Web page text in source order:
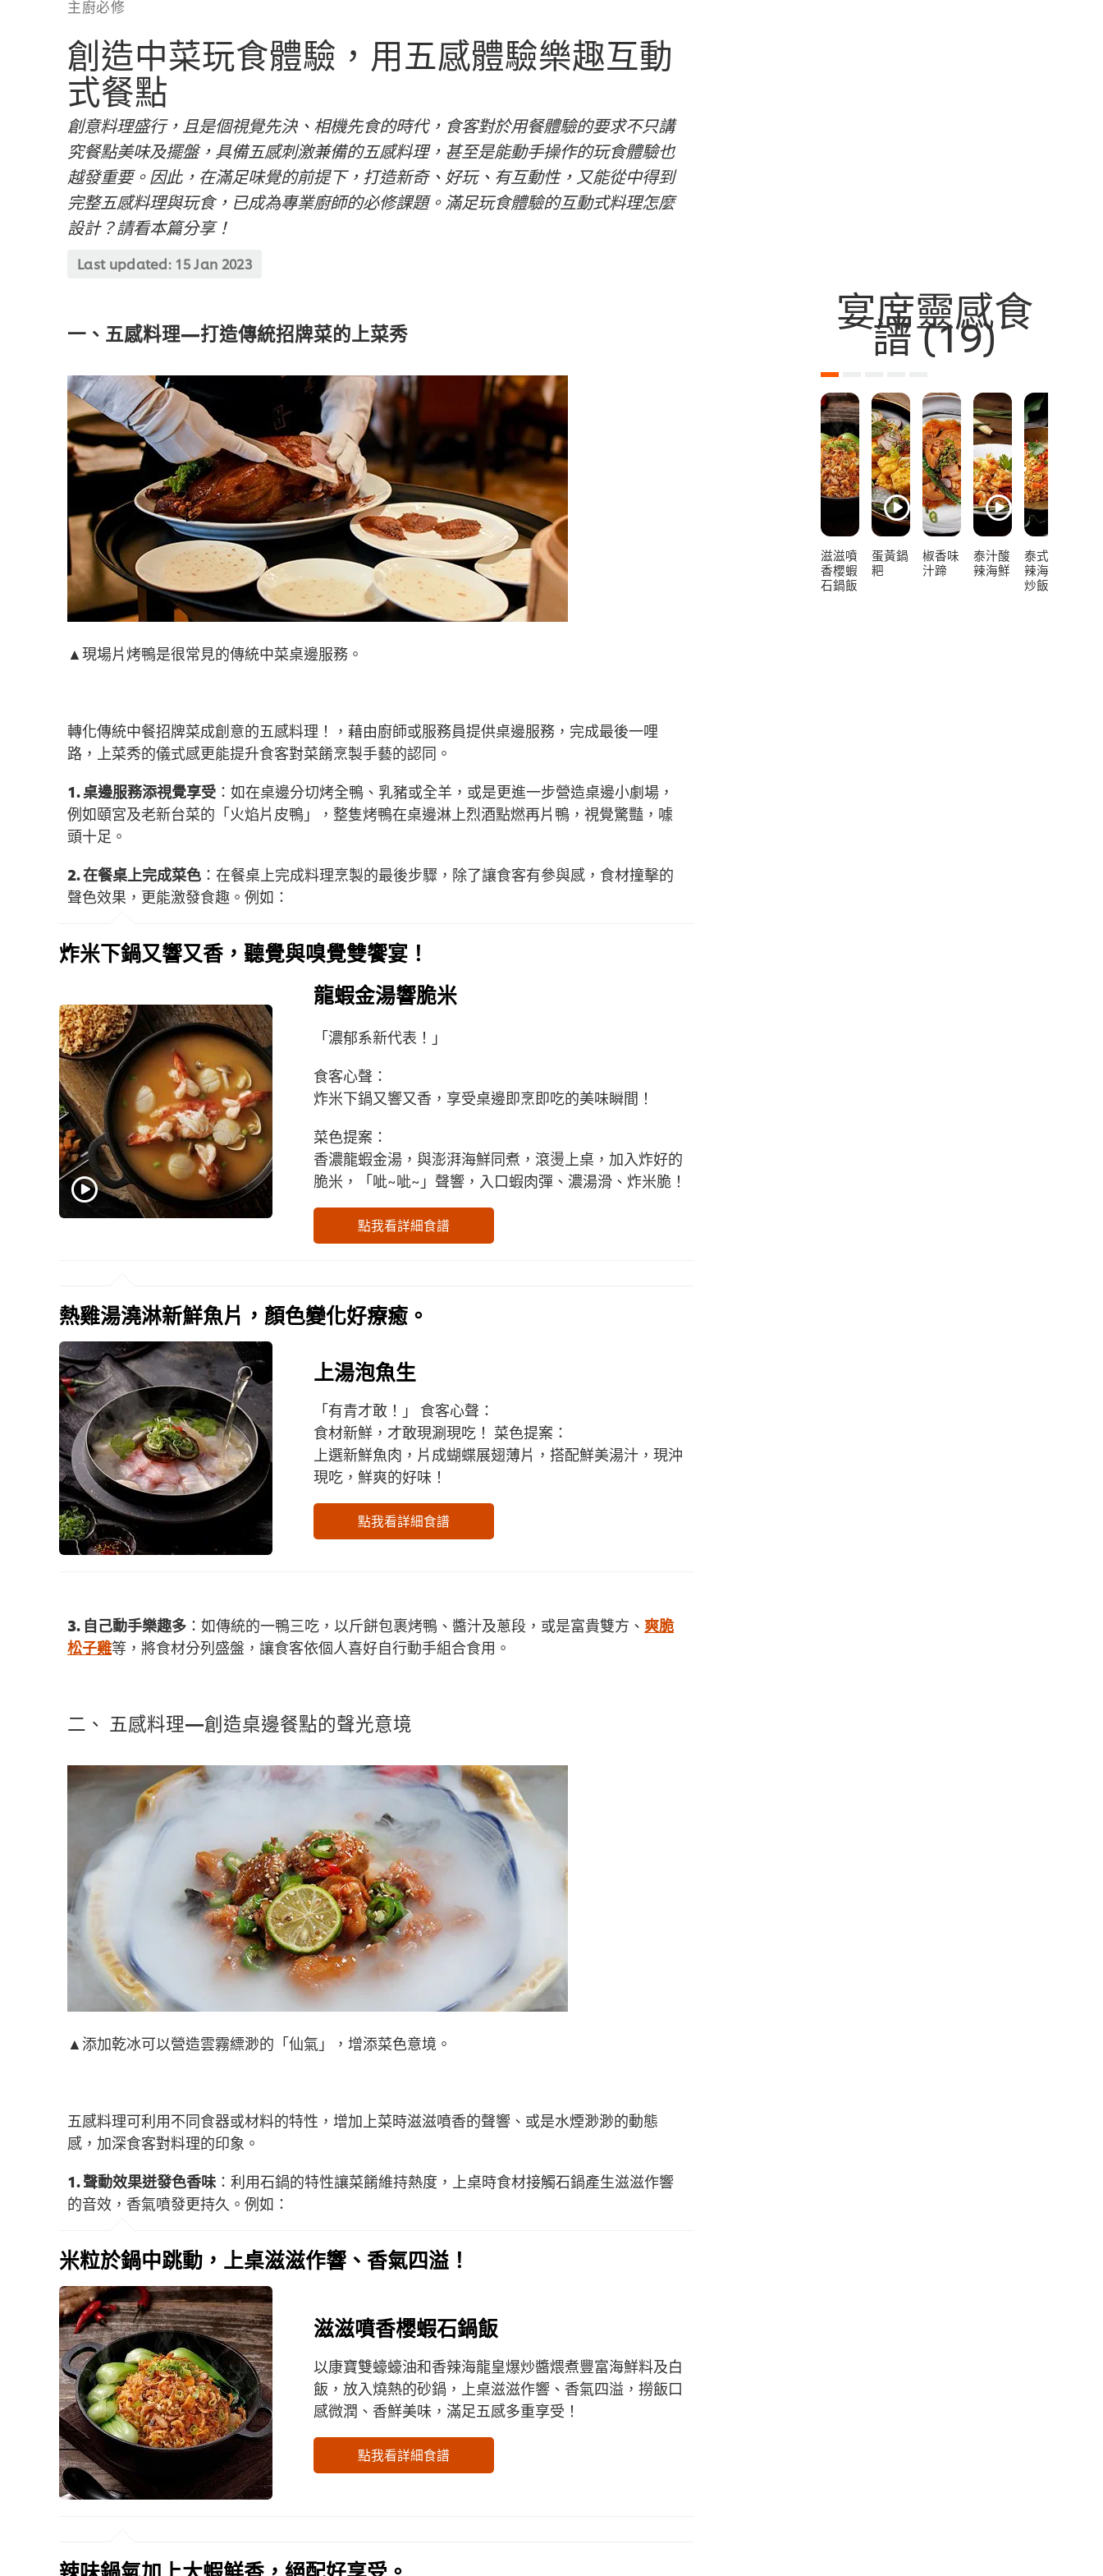
主廚必修
創造中菜玩食體驗，用五感體驗樂趣互動
式餐點
創意料理盛行，且是個視覺先決、相機先食的時代，食客對於用餐體驗的要求不只講
究餐點美味及擺盤，具備五感刺激兼備的五感料理，甚至是能動手操作的玩食體驗也
越發重要。因此，在滿足味覺的前提下，打造新奇、好玩、有互動性，又能從中得到
完整五感料理與玩食，已成為專業廚師的必修課題。滿足玩食體驗的互動式料理怎麼
設計？請看本篇分享！
Last updated: 15 Jan 2023
一、五感料理—打造傳統招牌菜的上菜秀
▲現場片烤鴨是很常見的傳統中菜桌邊服務。
轉化傳統中餐招牌菜成創意的五感料理！，藉由廚師或服務員提供桌邊服務，完成最後一哩
路，上菜秀的儀式感更能提升食客對菜餚烹製手藝的認同。
1. 桌邊服務添視覺享受 ：如在桌邊分切烤全鴨、乳豬或全羊，或是更進一步營造桌邊小劇場，
例如頤宮及老新台菜的「火焰片皮鴨」，整隻烤鴨在桌邊淋上烈酒點燃再片鴨，視覺驚豔，噱
頭十足。
2. 在餐桌上完成菜色 ：在餐桌上完成料理烹製的最後步驟，除了讓食客有參與感，食材撞擊的
聲色效果，更能激發食趣。例如：
炸米下鍋又響又香，聽覺與嗅覺雙饗宴！
龍蝦金湯響脆米
「濃郁系新代表！」
食客心聲：
炸米下鍋又響又香，享受桌邊即烹即吃的美味瞬間！
菜色提案：
香濃龍蝦金湯，與澎湃海鮮同煮，滾燙上桌，加入炸好的
脆米，「呲~呲~」聲響，入口蝦肉彈、濃湯滑、炸米脆！
點我看詳細食譜
熱雞湯澆淋新鮮魚片，顏色變化好療癒。
上湯泡魚生
「有青才敢！」 食客心聲：
食材新鮮，才敢現涮現吃！ 菜色提案：
上選新鮮魚肉，片成蝴蝶展翅薄片，搭配鮮美湯汁，現沖
現吃，鮮爽的好味！
點我看詳細食譜
3. 自己動手樂趣多 ：如傳統的一鴨三吃，以斤餅包裹烤鴨、醬汁及蔥段，或是富貴雙方、 爽脆
松子雞等，將食材分列盛盤，讓食客依個人喜好自行動手組合食用。
二、 五感料理—創造桌邊餐點的聲光意境
▲添加乾冰可以營造雲霧縹渺的「仙氣」，增添菜色意境。
五感料理可利用不同食器或材料的特性，增加上菜時滋滋噴香的聲響、或是水煙渺渺的動態
感，加深食客對料理的印象。
1. 聲動效果迸發色香味 ：利用石鍋的特性讓菜餚維持熱度，上桌時食材接觸石鍋產生滋滋作響
的音效，香氣噴發更持久。例如：
米粒於鍋中跳動，上桌滋滋作響、香氣四溢！
滋滋噴香櫻蝦石鍋飯
以康寶雙蠔蠔油和香辣海龍皇爆炒醬煨煮豐富海鮮料及白
飯，放入燒熱的砂鍋，上桌滋滋作響、香氣四溢，撈飯口
感微潤、香鮮美味，滿足五感多重享受！
點我看詳細食譜
辣味鍋氣加上大蝦鮮香，絕配好享受。
宴席靈感食
譜(19)
滋滋噴
香櫻蝦
石鍋飯
蛋黃鍋
粑
椒香味
汁蹄
泰汁酸
辣海鮮
泰式酸
辣海鮮
炒飯